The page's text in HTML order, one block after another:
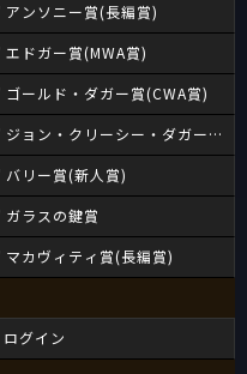
アンソニー賞(長編賞)
エドガー賞(MWA賞)
ゴールド・ダガー賞(CWA賞)
ジョン・クリーシー・ダガー賞
バリー賞(新人賞)
ガラスの鍵賞
マカヴィティ賞(長編賞)
ログイン